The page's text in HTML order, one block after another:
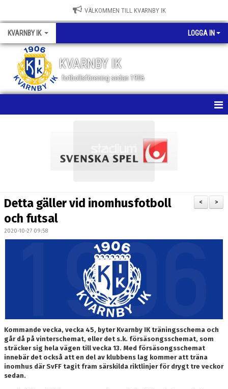
VÄLKOMMEN TILL KVARNBY IK
KVARNBY IK LOGGA IN
KVARNBY IK
fotbollsförening sedan 1906
BILDGALLERI
>
<
Detta gäller vid inomhusfotboll
och futsal
2020-10-27 09:58
Kommande vecka, vecka 45, byter Kvarnby IK träningsschema och
går då på vinterschemat, eller det s.k. försäsongsschemat, som
sträcker sig hela vägen till vecka 13. Med försäsongsschemat
innebär det också att en del av klubbens lag kommer att träna
inomhus där SvFF tagit fram särskilda riktlinjer för drygt tre veckor
sedan.